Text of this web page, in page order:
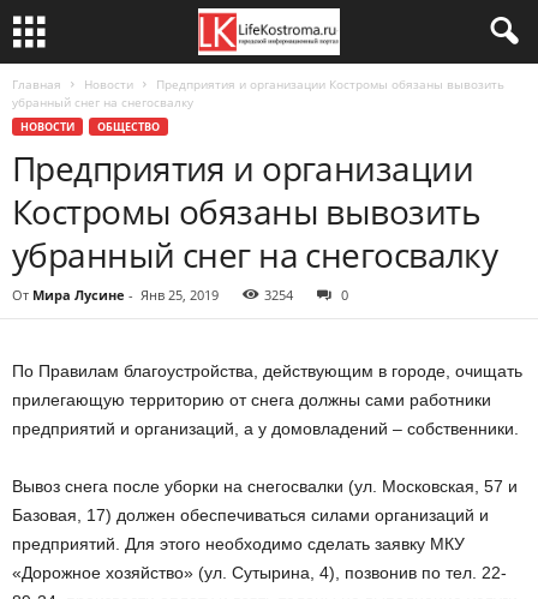
Главная Новости
Предприятия и организации Костромы обязаны вывозить
убранный снег на снегосвалку
НОВОСТИ ОБЩЕСТВО
Предприятия и организации
Костромы обязаны вывозить
убранный снег на снегосвалку
От Мира Лусине - Янв 25, 2019 3254 0
По Правилам благоустройства, действующим в городе, очищать
прилегающую территорию от снега должны сами работники
предприятий и организаций, а у домовладений – собственники.
Вывоз снега после уборки на снегосвалки (ул. Московская, 57 и
Базовая, 17) должен обеспечиваться силами организаций и
предприятий. Для этого необходимо сделать заявку МКУ
«Дорожное хозяйство» (ул. Сутырина, 4), позвонив по тел. 22-